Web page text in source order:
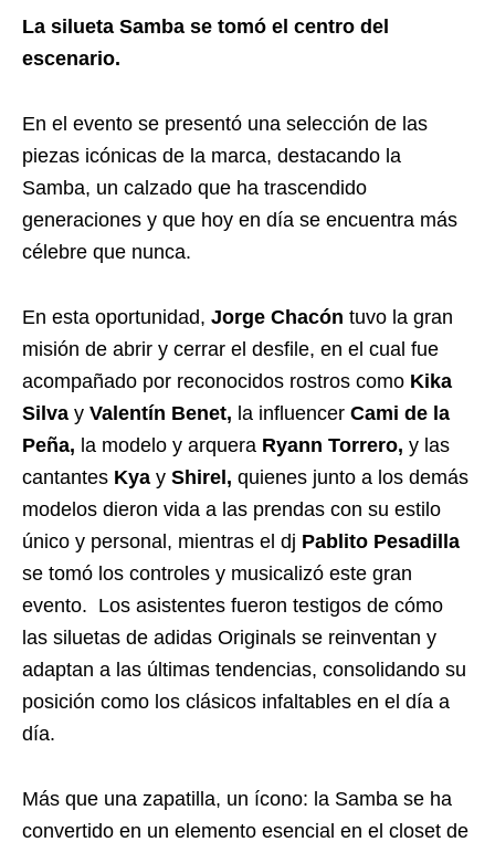
La silueta Samba se tomó el centro del
escenario.
En el evento se presentó una selección de las
piezas icónicas de la marca, destacando la
Samba, un calzado que ha trascendido
generaciones y que hoy en día se encuentra más
célebre que nunca.
En esta oportunidad, Jorge Chacón tuvo la gran
misión de abrir y cerrar el desfile, en el cual fue
acompañado por reconocidos rostros como Kika
Silva y Valentín Benet, la influencer Cami de la
Peña, la modelo y arquera Ryann Torrero, y las
cantantes Kya y Shirel, quienes junto a los demás
modelos dieron vida a las prendas con su estilo
único y personal, mientras el dj Pablito Pesadilla
se tomó los controles y musicalizó este gran
evento. Los asistentes fueron testigos de cómo
las siluetas de adidas Originals se reinventan y
adaptan a las últimas tendencias, consolidando su
posición como los clásicos infaltables en el día a
día.
Más que una zapatilla, un ícono: la Samba se ha
convertido en un elemento esencial en el closet de